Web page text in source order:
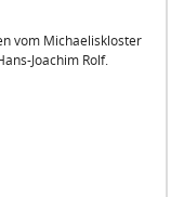
vom Michaeliskloster
Joachim Rolf.